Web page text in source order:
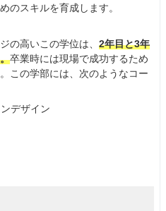
のスキルを育成します。
の高いこの学位は、 2年目と3年
卒業時には現場で成功するため
この学部には、次のようなコー
デザイン